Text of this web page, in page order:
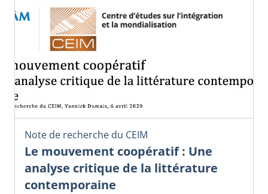
Note de recherche du CEIM
Le mouvement coopératif : Une
analyse critique de la littérature
contemporaine